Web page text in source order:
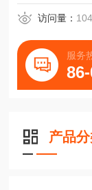
访问量： 104
服务
产品